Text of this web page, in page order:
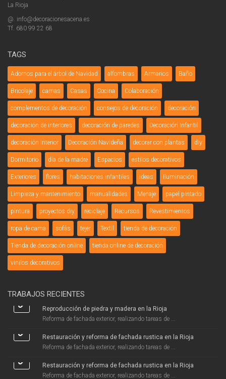
La Rioja
@. info@decoracionesacena.es
Tf. 680 99 22 68
TAGS
Adornos para el árbol de Navidad alfombras Armarios Baño
Bricolaje camas Casas Cocina Colaboración
complementos de decoración consejos de decoración decoración
decoración de interiores decoración de paredes Decoración Infantil
decoración interior Decoración Navideña decorar con plantas diy
Dormitorio día de la madre Espacios estilos decorativos
Exteriores flores habitaciones infantiles ideas Iluminación
Limpieza y mantenimiento manualidades Menaje papel pintado
pintura proyectos diy reciclaje Recursos Revestimientos
ropa de cama sofás tejer Textil tienda de decoración
Tienda de decoración online tienda online de decoración
vinilos decorativos
TRABAJOS RECIENTES
Reproducción de piedra y madera en la Rioja
Reforma de fachada exterior, realizando tareas de ...
Restauración y reforma de fachada rustica en la Rioja
Reforma de fachada exterior, realizando tareas de ...
Restauración y reforma de fachada rustica en la Rioja
Reforma de fachada exterior, realizando tareas de ...